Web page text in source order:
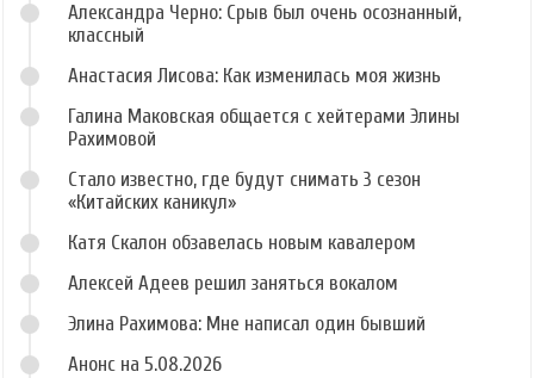
Александра Черно: Срыв был очень осознанный,
классный
Анастасия Лисова: Как изменилась моя жизнь
Галина Маковская общается с хейтерами Элины
Рахимовой
Стало известно, где будут снимать 3 сезон
«Китайских каникул»
Катя Скалон обзавелась новым кавалером
Алексей Адеев решил заняться вокалом
Элина Рахимова: Мне написал один бывший
Анонс на 5.08.2026